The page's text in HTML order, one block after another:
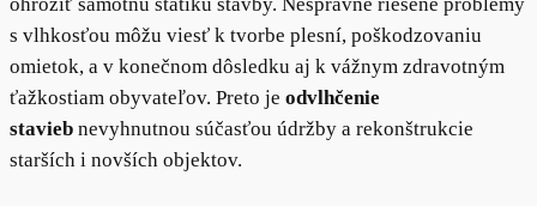
s vlhkosťou môžu viesť k tvorbe plesní, poškodzovaniu
omietok, a v konečnom dôsledku aj k vážnym zdravotným
ťažkostiam obyvateľov. Preto je odvlhčenie
stavieb nevyhnutnou súčasťou údržby a rekonštrukcie
starších i novších objektov.